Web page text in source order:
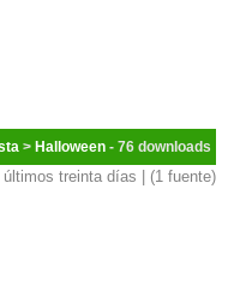
> Halloween - 76
treinta días | (1 fuente)